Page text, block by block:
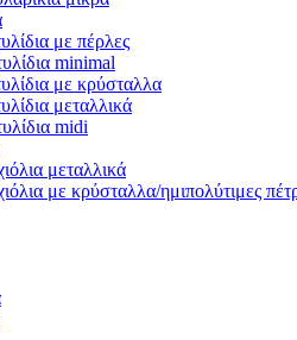
με πέρλες
minimal
με κρύσταλλα
μεταλλικά
midi
μεταλλικά
με κρύσταλλα/ημιπολύτιμες